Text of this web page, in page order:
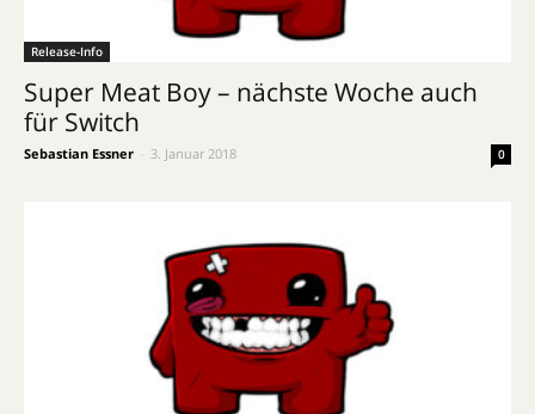
Release-Info
Super Meat Boy – nächste Woche auch
für Switch
Sebastian Essner 3. Januar 2018 0